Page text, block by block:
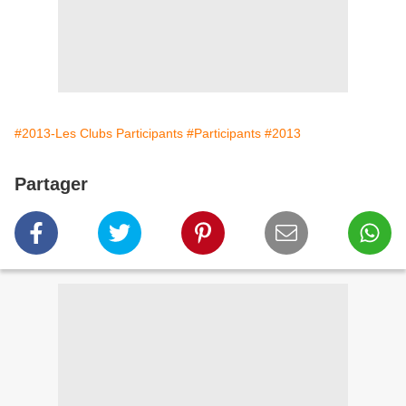
#2013-Les Clubs Participants #Participants #2013
Partager